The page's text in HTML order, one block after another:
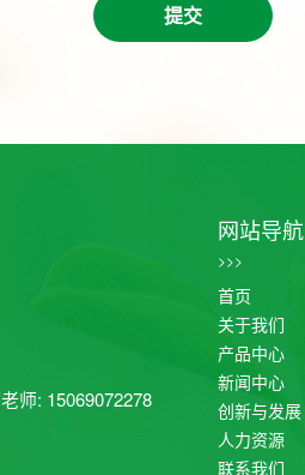
提交
师: 15069072278
网站导航
>>>
首页
关于我们
产品中心
新闻中心
创新与发展
人力资源
联系我们